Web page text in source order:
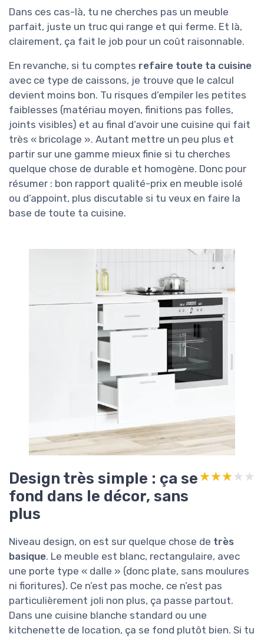
Dans ces cas-là, tu ne cherches pas un meuble
parfait, juste un truc qui range et qui ferme. Et là,
clairement, ça fait le job pour un coût raisonnable.
En revanche, si tu comptes refaire toute ta cuisine
avec ce type de caissons, je trouve que le calcul
devient moins bon. Tu risques d’empiler les petites
faiblesses (matériau moyen, finitions pas folles,
joints visibles) et au final d’avoir une cuisine qui fait
très « bricolage ». Autant mettre un peu plus et
partir sur une gamme mieux finie si tu cherches
quelque chose de durable et homogène. Donc pour
résumer : bon rapport qualité-prix en meuble isolé
ou d’appoint, plus discutable si tu veux en faire la
base de toute ta cuisine.
Design très simple : ça se
fond dans le décor, sans
plus
★★★★★
★★★★★
Niveau design, on est sur quelque chose de très
basique. Le meuble est blanc, rectangulaire, avec
une porte type « dalle » (donc plate, sans moulures
ni fioritures). Ce n’est pas moche, ce n’est pas
particulièrement joli non plus, ça passe partout.
Dans une cuisine blanche standard ou une
kitchenette de location, ça se fond plutôt bien. Si tu